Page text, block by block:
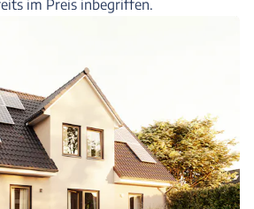
im Preis inbegriffen.